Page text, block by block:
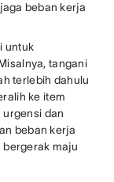
beban kerja
untuk
tangani
terlebih dahulu
ke item
urgensi dan
beban kerja
bergerak maju